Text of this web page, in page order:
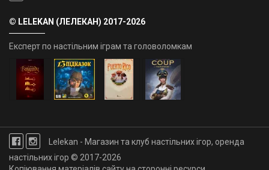
© LELEKAN (ЛЕЛЕКАН) 2017-2026
Експерт по настільним іграм та головоломкам
Lelekan - Магазин та клуб настільних ігор, оренда
настільних ігор © 2017-2026